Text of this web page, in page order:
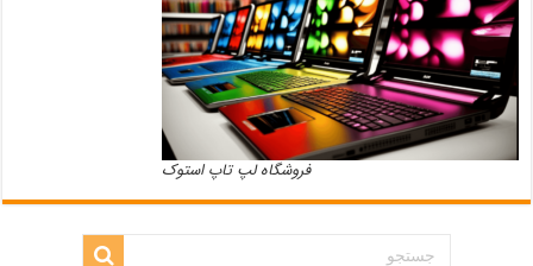
فروشگاه لپ تاپ استوک